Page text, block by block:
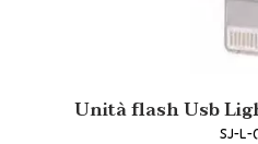
Unità flash Usb
SJ-L-